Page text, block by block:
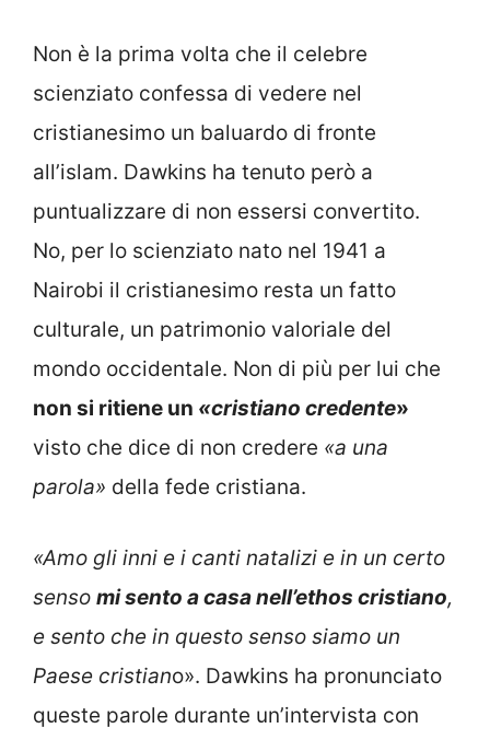
Non è la prima volta che il celebre
scienziato confessa di vedere nel
cristianesimo un baluardo di fronte
all’islam. Dawkins ha tenuto però a
puntualizzare di non essersi convertito.
No, per lo scienziato nato nel 1941 a
Nairobi il cristianesimo resta un fatto
culturale, un patrimonio valoriale del
mondo occidentale. Non di più per lui che
non si ritiene un «cristiano credente»
visto che dice di non credere «a una
parola» della fede cristiana.
«Amo gli inni e i canti natalizi e in un certo
senso mi sento a casa nell’ethos cristiano,
e sento che in questo senso siamo un
Paese cristiano». Dawkins ha pronunciato
queste parole durante un’intervista con